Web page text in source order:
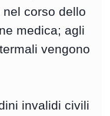
corso dello
medica; agli
vengono
invalidi civili